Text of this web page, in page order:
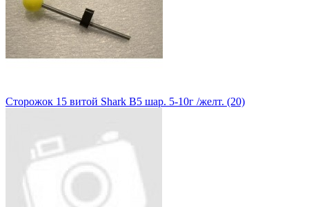
Сторожок 15 витой Shark В5 шар. 5-10г /желт. (20)